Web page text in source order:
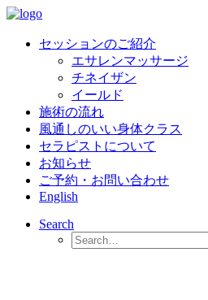
セッションのご紹介
エサレンマッサージ
チネイザン
イールド
施術の流れ
風通しのいい身体クラス
セラピストについて
お知らせ
ご予約・お問い合わせ
English
Search